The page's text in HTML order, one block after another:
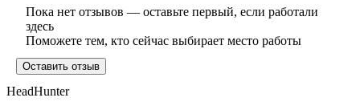
Пока нет отзывов — оставьте первый, если работали
здесь
Поможете тем, кто сейчас выбирает место работы
Оставить отзыв
HeadHunter